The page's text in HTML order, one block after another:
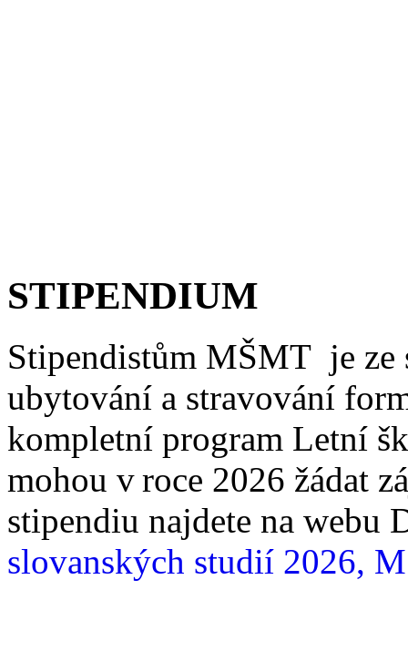
STIPENDIUM
Stipendistům MŠMT je ze
ubytování a stravování
kompletní program Letní
mohou v roce 2026 žádat
stipendiu najdete na webu
slovanských studií 2026,